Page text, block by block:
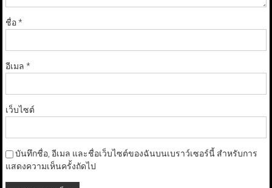
ชื่อ*
อีเมล *
เว็บไซต์
บันทึกชื่อ, อีเมล และชื่อเว็บไซต์ของฉันบนเบราว์เซอร์นี้ สำหรับการ
แสดงความเห็นครั้งถัดไป